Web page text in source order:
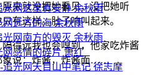
来就没把她看见，没把她听
有这样。肚子响叫起来。
得远我也会嗅到，他家吃炸酱
象说：炸酱，炸酱面……
这里真安静 余秋雨
远方的海 余秋雨
南方的毁灭 余秋雨
感情的碎片 萧红
天目山中笔记 徐志摩